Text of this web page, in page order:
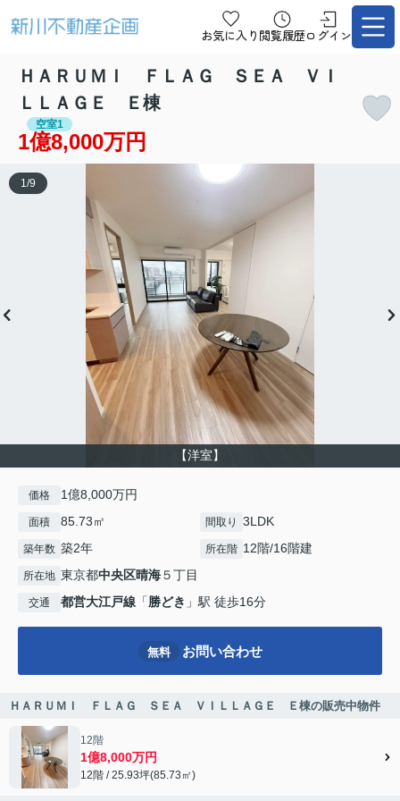
お気に入り 閲覧履歴ログイン
ＨＡＲＵＭＩ ＦＬＡＧ ＳＥＡ ＶＩ
ＬＬＡＧＥ Ｅ棟
空室1
1億8,000万円
【洋室】
1 /9
価格 1億8,000万円
面積 85.73㎡ 間取り 3LDK
築年数 築2年 所在階 12階/16階建
所在地 東京都中央区晴海５丁目
交通 都営大江戸線 「勝どき 」駅 徒歩16分
無料 お問い合わせ
ＨＡＲＵＭＩ ＦＬＡＧ ＳＥＡ ＶＩＬＬＡＧＥ Ｅ棟の販売中物件
12階
1億8,000万円
12階 / 25.93坪(85.73㎡)